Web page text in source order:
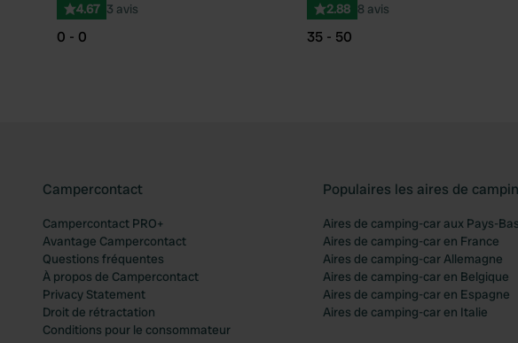
4.67 3 avis
0 - 0
2.88 8 avis
35 - 50
Campercontact
Campercontact PRO+
Avantage Campercontact
Questions fréquentes
À propos de Campercontact
Privacy Statement
Droit de rétractation
Conditions pour le consommateur
Populaires les aires de
Aires de camping-car aux Pays-Bas
Aires de camping-car en France
Aires de camping-car Allemagne
Aires de camping-car en Belgique
Aires de camping-car en Espagne
Aires de camping-car en Italie